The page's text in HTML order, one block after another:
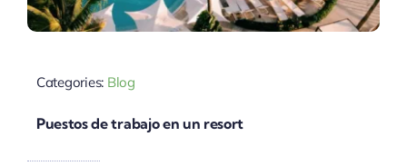
Categories: Blog
Puestos de trabajo en un resort